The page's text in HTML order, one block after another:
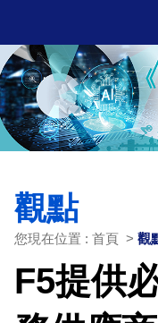
觀點
您現在位置 : 首頁 > 觀
F5提供